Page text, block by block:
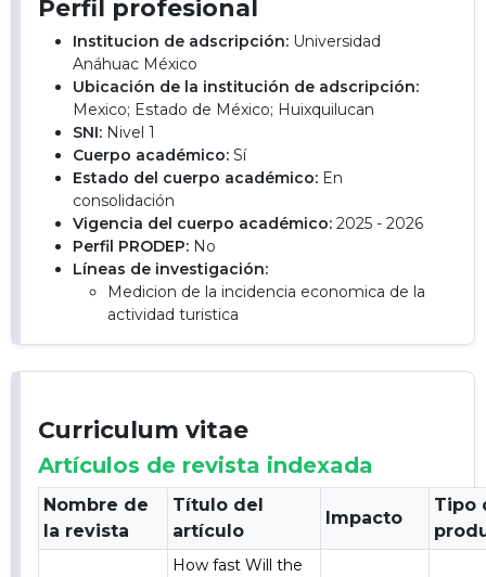
Perfil profesional
Institucion de adscripción: Universidad
Anáhuac México
Ubicación de la institución de adscripción:
Mexico; Estado de México; Huixquilucan
SNI: Nivel 1
Cuerpo académico: Sí
Estado del cuerpo académico: En
consolidación
Vigencia del cuerpo académico: 2025 - 2026
Perfil PRODEP: No
Líneas de investigación:
Medicion de la incidencia economica de la
actividad turistica
Curriculum vitae
Artículos de revista indexada
Nombre de
la revista
Título del
artículo
Impacto
Tipo
How fast Will the